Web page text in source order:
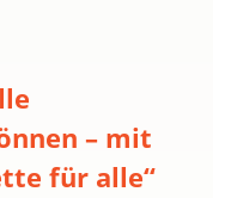
– mit
für alle“